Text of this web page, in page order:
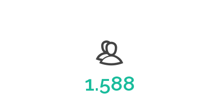
1.588